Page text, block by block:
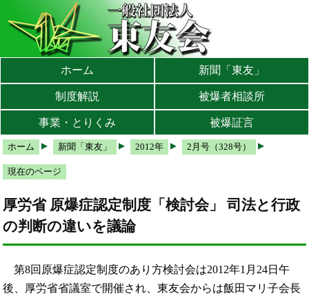
メインメニューへ
サブメニューへ
現在地ナビ（パンくずリスト）へ
ホーム 新聞「東友」
制度解説 被爆者相談所
事業・とりくみ 被爆証言
ホーム 新聞「東友」 2012年 2月号（328号）
現在のページ
厚労省 原爆症認定制度「検討会」 司法と行政
の判断の違いを議論
第8回原爆症認定制度のあり方検討会は2012年1月24日午
後、厚労省省議室で開催され、東友会からは飯田マリ子会長